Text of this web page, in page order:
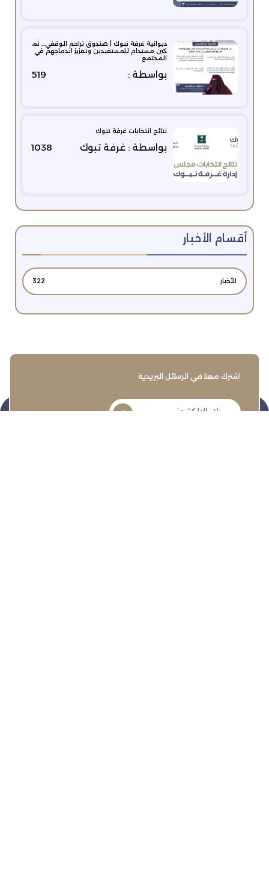
ديوانية غرفة تبوك | صندوق تراحم الوقفي… تم
كين مستدام للمستفيدين وتعزيز اندماجهم في
المجتمع
بواسطة : 519
نتائج انتخابات غرفة تبوك
بواسطة : غرفة تبوك 1038
أقسام الأخبار
الأخبار 322
اشترك معنا في الرسائل البريدية